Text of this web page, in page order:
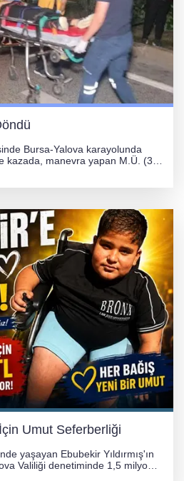
Bursa-Yalova karayolunda
kazada, manevra yapan M.Ü. (35)
Umut Seferberliği
yaşayan Ebubekir Yıldırmış'ın
Valiliği denetiminde 1,5 milyon